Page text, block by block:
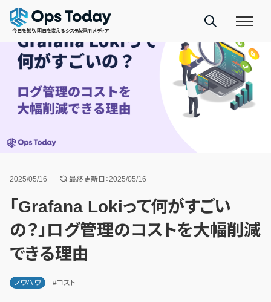
今日を知り、明日を変えるシステム運用メディア
2025/05/16 最終更新日：2025/05/16
「Grafana Lokiって何がすごい
の？」ログ管理のコストを大幅削減
できる理由
ノウハウ #コスト